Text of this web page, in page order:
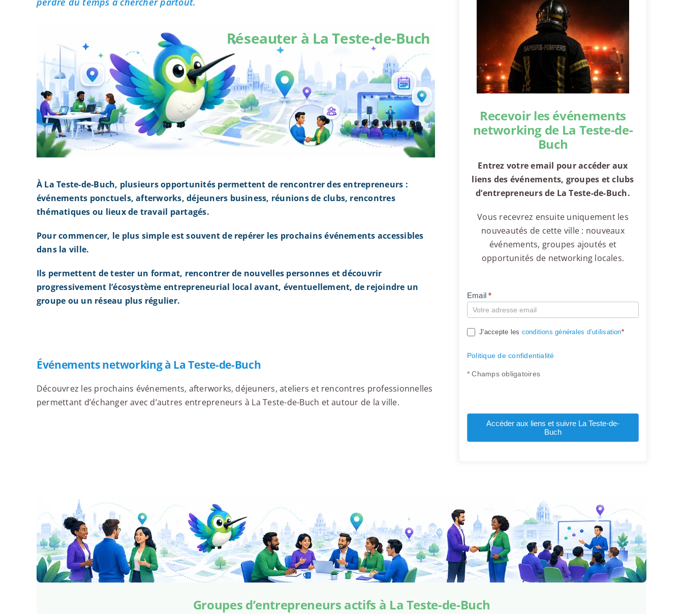
Réseauter à La Teste-de-Buch
À La Teste-de-Buch, plusieurs opportunités permettent de rencontrer des entrepreneurs :
événements ponctuels, afterworks, déjeuners business, réunions de clubs, rencontres
thématiques ou lieux de travail partagés.
Pour commencer, le plus simple est souvent de repérer les prochains événements accessibles
dans la ville.
Ils permettent de tester un format, rencontrer de nouvelles personnes et découvrir
progressivement l’écosystème entrepreneurial local avant, éventuellement, de rejoindre un
groupe ou un réseau plus régulier.
Événements networking à La Teste-de-Buch
Découvrez les prochains événements, afterworks, déjeuners, ateliers et rencontres professionnelles
permettant d’échanger avec d’autres entrepreneurs à La Teste-de-Buch et autour de la ville.
Recevoir les événements
networking de La Teste-de-
Buch
Entrez votre email pour accéder aux
liens des événements, groupes et clubs
d’entrepreneurs de La Teste-de-Buch.
Vous recevrez ensuite uniquement les
nouveautés de cette ville : nouveaux
événements, groupes ajoutés et
opportunités de networking locales.
Compte
Email*
J'accepte les conditions générales d’utilisation*
Politique de confidentialité
* Champs obligatoires
Accéder aux liens et suivre La Teste-de-
Buch
Groupes d’entrepreneurs actifs à La Teste-de-Buch